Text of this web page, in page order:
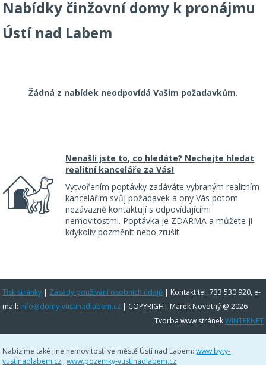
Nabídky činžovní domy k pronájmu
Ústí nad Labem
Žádná z nabídek neodpovídá Vašim požadavkům.
Nenašli jste to, co hledáte? Nechejte hledat
realitní kanceláře za Vás!
Vytvořením poptávky zadáváte vybraným realitním
kancelářím svůj požadavek a ony Vás potom
nezávazně kontaktují s odpovídajícími
nemovitostmi. Poptávka je ZDARMA a můžete ji
kdykoliv pozměnit nebo zrušit.
Tisk stránky | Zásady používání osobních údajů | Kontakt tel. 733 530 920, e-
mail: info@domy-vustinadlabem.cz | COPYRIGHT Marek Novotný @ 2026
Tvorba www stránekWINTERNET
Nabízíme také jiné nemovitosti ve městě Ústí nad Labem:www.byty-
vustinadlabem.cz ,www.pozemky-vustinadlabem.cz